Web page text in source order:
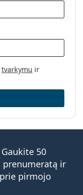
tvarkymu ir
50
prenumeratą ir
pirmojo